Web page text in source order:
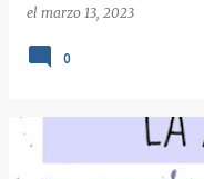
el marzo 13, 2023
0